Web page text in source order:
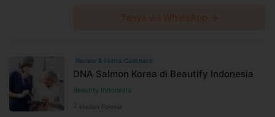
Tanya via WhatsApp →
Review & Ekstra Cashback
DNA Salmon Korea di Beautify Indonesia
Beautify Indonesia
Medan Polonia